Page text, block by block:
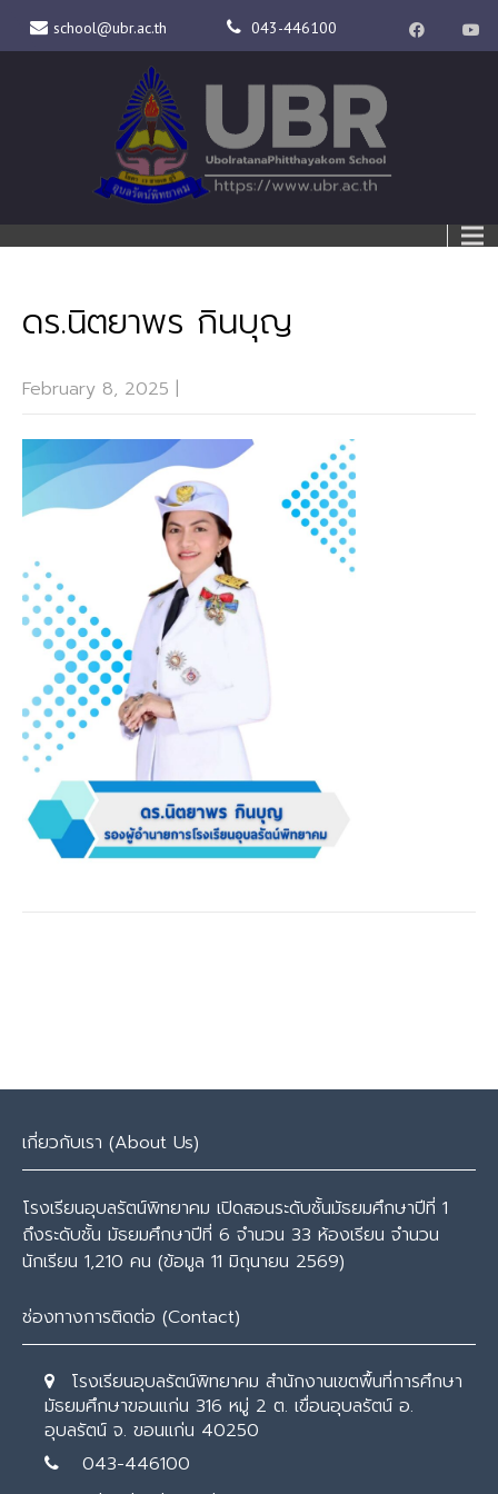
school@ubr.ac.th 043-446100
ดร.นิตยาพร กินบุญ
February 8, 2025 |
เกี่ยวกับเรา (About Us)
โรงเรียนอุบลรัตน์พิทยาคม เปิดสอนระดับชั้นมัธยมศึกษาปีที่ 1
ถึงระดับชั้น มัธยมศึกษาปีที่ 6 จำนวน 33 ห้องเรียน จำนวน
นักเรียน 1,210 คน (ข้อมูล 11 มิถุนายน 2569)
ช่องทางการติดต่อ (Contact)
โรงเรียนอุบลรัตน์พิทยาคม สำนักงานเขตพื้นที่การศึกษา
มัธยมศึกษาขอนแก่น 316 หมู่ 2 ต. เขื่อนอุบลรัตน์ อ.
อุบลรัตน์ จ. ขอนแก่น 40250
043-446100